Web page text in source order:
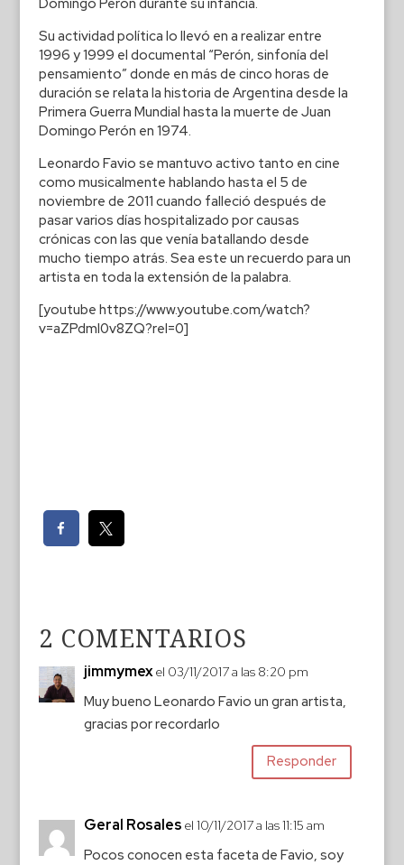
Su actividad política lo llevó en a realizar entre
1996 y 1999 el documental “Perón, sinfonía del
pensamiento” donde en más de cinco horas de
duración se relata la historia de Argentina desde la
Primera Guerra Mundial hasta la muerte de Juan
Domingo Perón en 1974.
Leonardo Favio se mantuvo activo tanto en cine
como musicalmente hablando hasta el 5 de
noviembre de 2011 cuando falleció después de
pasar varios días hospitalizado por causas
crónicas con las que venía batallando desde
mucho tiempo atrás. Sea este un recuerdo para un
artista en toda la extensión de la palabra.
[youtube https://www.youtube.com/watch?
v=aZPdmI0v8ZQ?rel=0]
2 COMENTARIOS
jimmymexel 03/11/2017 a las 8:20 pm
Muy bueno Leonardo Favio un gran artista,
gracias por recordarlo
Responder
Geral Rosales el 10/11/2017 a las 11:15 am
Pocos conocen esta faceta de Favio, soy